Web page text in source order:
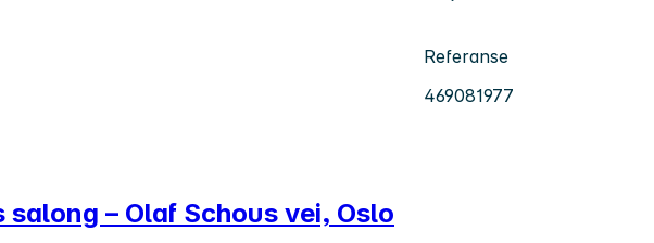
Referanse
469081977
– Olaf Schous vei, Oslo